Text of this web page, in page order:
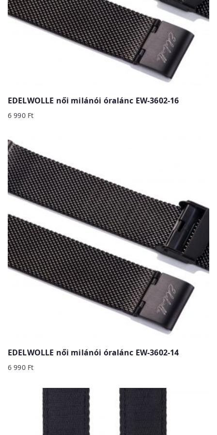
EDELWOLLE női milánói óralánc EW-3602-16
6 990 Ft
EDELWOLLE női milánói óralánc EW-3602-14
6 990 Ft